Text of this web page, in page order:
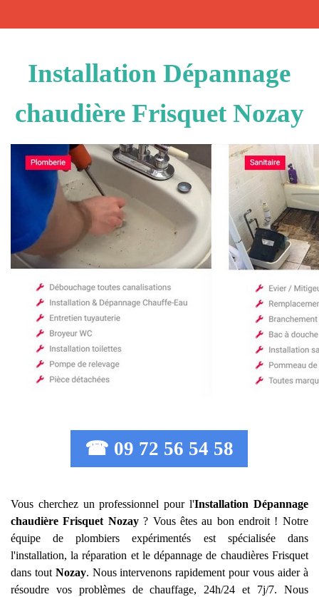
Installation Dépannage
chaudière Frisquet Nozay
☎ 09 72 56 54 58
Vous cherchez un professionnel pour l'Installation Dépannage
chaudière Frisquet Nozay? Vous êtes au bon endroit ! Notre
équipe de plombiers expérimentés est spécialisée dans
l'installation, la réparation et le dépannage de chaudières Frisquet
dans tout Nozay. Nous intervenons rapidement pour vous aider à
résoudre vos problèmes de chauffage, 24h/24 et 7j/7. Nous